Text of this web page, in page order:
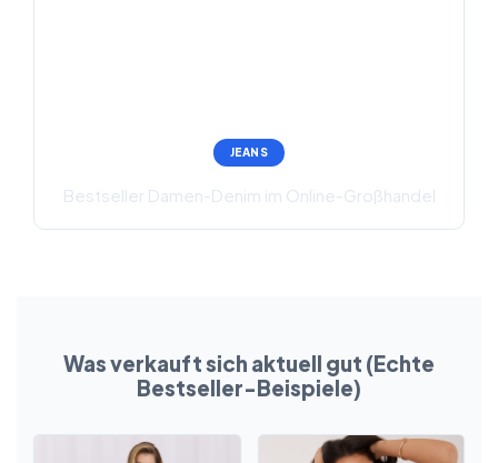
JEANS
Bestseller Damen-Denim im Online-Großhandel
Was verkauft sich aktuell gut (Echte
Bestseller-Beispiele)